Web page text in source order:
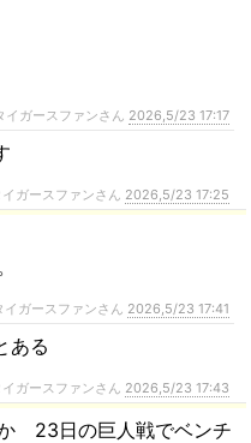
ガースファンさん 2026,5/23 17:17
ガースファンさん 2026,5/23 17:25
ガースファンさん 2026,5/23 17:41
ある
ガースファンさん 2026,5/23 17:43
23日の巨人戦でベンチ